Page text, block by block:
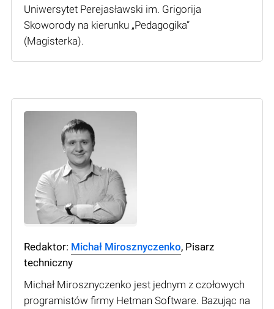
Uniwersytet Perejasławski im. Grigorija
Skoworody na kierunku „Pedagogika”
(Мagisterka).
Redaktor: Michał Mirosznyczenko, Pisarz
techniczny
Michał Mirosznyczenko jest jednym z czołowych
programistów firmy Hetman Software. Bazując na